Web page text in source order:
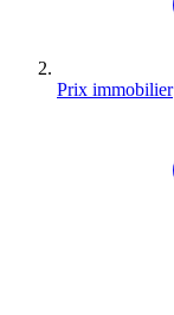
Prix immobilier